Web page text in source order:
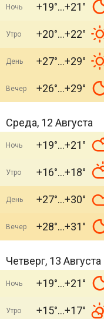
Ночь +19° +21°
Утро +20° +22°
День +27° +29°
Вечер +26° +29°
Среда, 12 Августа
Ночь +19° +21°
Утро +16° +18°
День +27° +30°
Вечер +28° +31°
Четверг, 13 Августа
Ночь +19° +21°
Утро +15° +17°